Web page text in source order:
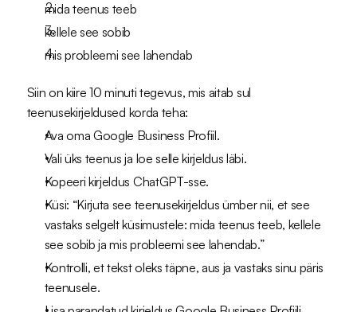
mida teenus teeb
kellele see sobib
mis probleemi see lahendab
Siin on kiire 10 minuti tegevus, mis aitab sul
teenusekirjeldused korda teha:
Ava oma Google Business Profiil.
Vali üks teenus ja loe selle kirjeldus läbi.
Kopeeri kirjeldus ChatGPT-sse.
Küsi: “Kirjuta see teenusekirjeldus ümber nii, et see
vastaks selgelt küsimustele: mida teenus teeb, kellele
see sobib ja mis probleemi see lahendab.”
Kontrolli, et tekst oleks täpne, aus ja vastaks sinu päris
teenusele.